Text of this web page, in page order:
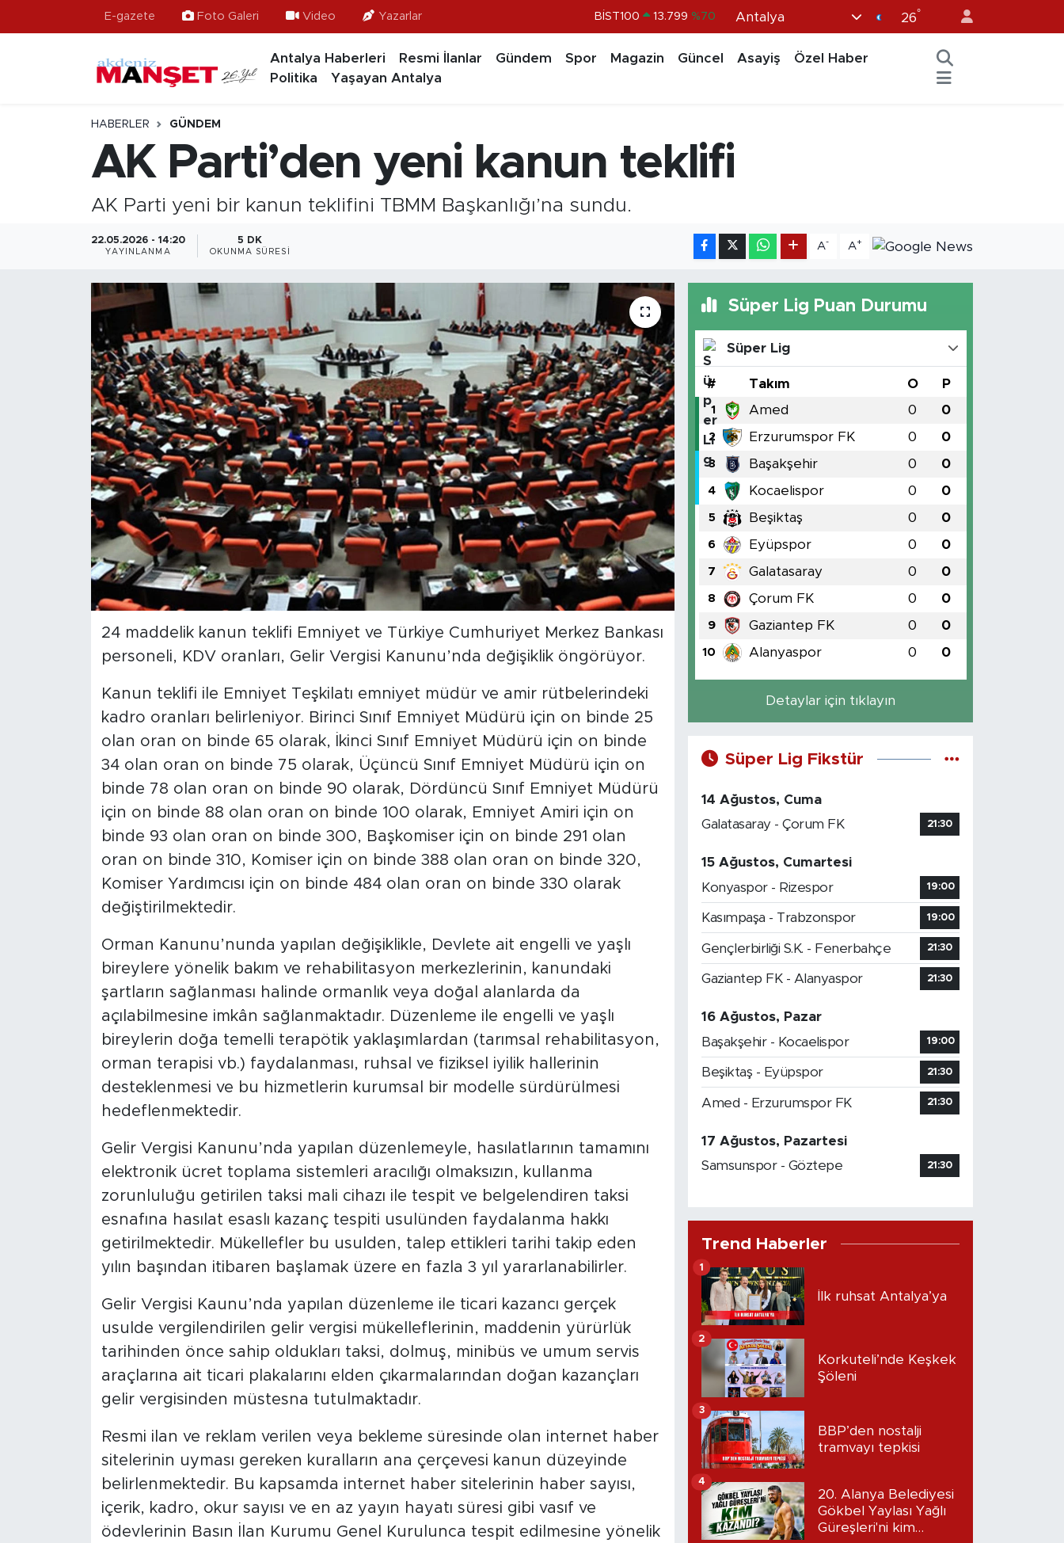
E-gazete Foto Galeri Video Yazarlar BİST100 13.799 %70
GRAM ALTIN 6510.40 %0.45
Antalya 26°
Antalya Haberleri Resmi İlanlar Gündem Spor Magazin Güncel Asayiş
Özel Haber
Politika
Yaşayan Antalya
HABERLER GÜNDEM
AK Parti’den yeni kanun teklifi
AK Parti yeni bir kanun teklifini TBMM Başkanlığı’na sundu.
22.05.2026 - 14:20
YAYINLANMA
5 DK
OKUNMA SÜRESI
A- A+
24 maddelik kanun teklifi Emniyet ve Türkiye Cumhuriyet Merkez Bankası
personeli, KDV oranları, Gelir Vergisi Kanunu’nda değişiklik öngörüyor.
Kanun teklifi ile Emniyet Teşkilatı emniyet müdür ve amir rütbelerindeki
kadro oranları belirleniyor. Birinci Sınıf Emniyet Müdürü için on binde 25
olan oran on binde 65 olarak, İkinci Sınıf Emniyet Müdürü için on binde
34 olan oran on binde 75 olarak, Üçüncü Sınıf Emniyet Müdürü için on
binde 78 olan oran on binde 90 olarak, Dördüncü Sınıf Emniyet Müdürü
için on binde 88 olan oran on binde 100 olarak, Emniyet Amiri için on
binde 93 olan oran on binde 300, Başkomiser için on binde 291 olan
oran on binde 310, Komiser için on binde 388 olan oran on binde 320,
Komiser Yardımcısı için on binde 484 olan oran on binde 330 olarak
değiştirilmektedir.
Orman Kanunu’nunda yapılan değişiklikle, Devlete ait engelli ve yaşlı
bireylere yönelik bakım ve rehabilitasyon merkezlerinin, kanundaki
şartların sağlanması halinde ormanlık veya doğal alanlarda da
açılabilmesine imkân sağlanmaktadır. Düzenleme ile engelli ve yaşlı
bireylerin doğa temelli terapötik yaklaşımlardan (tarımsal rehabilitasyon,
orman terapisi vb.) faydalanması, ruhsal ve fiziksel iyilik hallerinin
desteklenmesi ve bu hizmetlerin kurumsal bir modelle sürdürülmesi
hedeflenmektedir.
Gelir Vergisi Kanunu’nda yapılan düzenlemeyle, hasılatlarının tamamını
elektronik ücret toplama sistemleri aracılığı olmaksızın, kullanma
zorunluluğu getirilen taksi mali cihazı ile tespit ve belgelendiren taksi
esnafına hasılat esaslı kazanç tespiti usulünden faydalanma hakkı
getirilmektedir. Mükellefler bu usulden, talep ettikleri tarihi takip eden
yılın başından itibaren başlamak üzere en fazla 3 yıl yararlanabilirler.
Gelir Vergisi Kaunu’nda yapılan düzenleme ile ticari kazancı gerçek
usulde vergilendirilen gelir vergisi mükelleflerinin, maddenin yürürlük
tarihinden önce sahip oldukları taksi, dolmuş, minibüs ve umum servis
araçlarına ait ticari plakalarını elden çıkarmalarından doğan kazançları
gelir vergisinden müstesna tutulmaktadır.
Resmi ilan ve reklam verilen veya bekleme süresinde olan internet haber
sitelerinin uyması gereken kuralların ana çerçevesi kanun düzeyinde
belirlenmektedir. Bu kapsamda internet haber sitelerinin haber sayısı,
içerik, kadro, okur sayısı ve en az yayın hayatı süresi gibi vasıf ve
ödevlerinin Basın İlan Kurumu Genel Kurulunca tespit edilmesine yönelik
Süper Lig Puan Durumu
Süper Lig
# Takım O P
1 Amed 0 0
2 Erzurumspor FK 0 0
3 Başakşehir 0 0
4 Kocaelispor 0 0
5 Beşiktaş 0 0
6 Eyüpspor 0 0
7 Galatasaray 0 0
8 Çorum FK 0 0
9 Gaziantep FK 0 0
10 Alanyaspor 0 0
Detaylar için tıklayın
Süper Lig Fikstür
14 Ağustos, Cuma
Galatasaray - Çorum FK
21:30
15 Ağustos, Cumartesi
Konyaspor - Rizespor
19:00
Kasımpaşa - Trabzonspor 19:00
Gençlerbirliği S.K. - Fenerbahçe 21:30
Gaziantep FK - Alanyaspor 21:30
16 Ağustos, Pazar
Başakşehir - Kocaelispor
19:00
Beşiktaş - Eyüpspor 21:30
Amed - Erzurumspor FK 21:30
17 Ağustos, Pazartesi
Samsunspor - Göztepe
21:30
Trend Haberler
İlk ruhsat Antalya’ya
1
Korkuteli’nde Keşkek
Şöleni
2
BBP’den nostalji
tramvayı tepkisi
3
20. Alanya Belediyesi
Gökbel Yaylası Yağlı
Güreşleri'ni kim
4
Ekonomi
Kültür- Sanat
Magazin
Özel Haber
Politika
Resmi İlanlar
Hava Durumu
Süper Lig Puan Durumu ve Fikstür
Tüm Manşetler